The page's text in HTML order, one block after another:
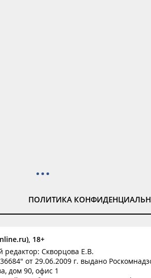
ПОЛИТИКА
18+
Скворцова Е.В.
от 29.06.2009 г. выдано
дом 90, офис 1